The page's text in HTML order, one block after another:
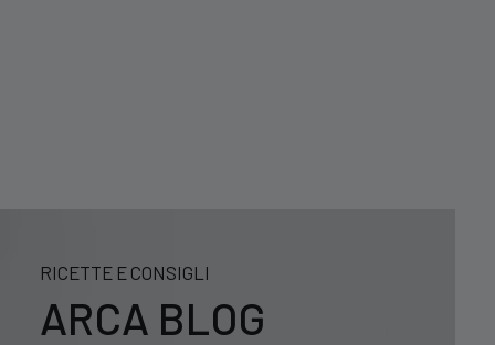
RICETTE E CONSIGLI
ARCA BLOG